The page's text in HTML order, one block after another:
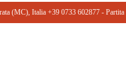
(MC), Italia +39 0733 602877 ‎-